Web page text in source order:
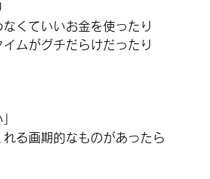
くていいお金を使ったり
ムがグチだらけだったり
る画期的なものがあったら